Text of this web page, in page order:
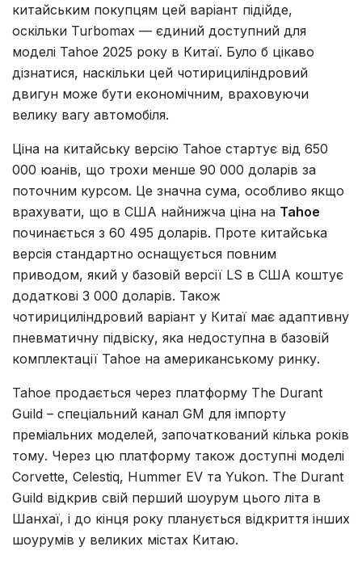
китайським покупцям цей варіант підійде,
оскільки Turbomax — єдиний доступний для
моделі Tahoe 2025 року в Китаї. Було б цікаво
дізнатися, наскільки цей чотирициліндровий
двигун може бути економічним, враховуючи
велику вагу автомобіля.
Ціна на китайську версію Tahoe стартує від 650
000 юанів, що трохи менше 90 000 доларів за
поточним курсом. Це значна сума, особливо якщо
врахувати, що в США найнижча ціна на Tahoe
починається з 60 495 доларів. Проте китайська
версія стандартно оснащується повним
приводом, який у базовій версії LS в США коштує
додаткові 3 000 доларів. Також
чотирициліндровий варіант у Китаї має адаптивну
пневматичну підвіску, яка недоступна в базовій
комплектації Tahoe на американському ринку.
Tahoe продається через платформу The Durant
Guild – спеціальний канал GM для імпорту
преміальних моделей, започаткований кілька років
тому. Через цю платформу також доступні моделі
Corvette, Celestiq, Hummer EV та Yukon. The Durant
Guild відкрив свій перший шоурум цього літа в
Шанхаї, і до кінця року планується відкриття інших
шоурумів у великих містах Китаю.